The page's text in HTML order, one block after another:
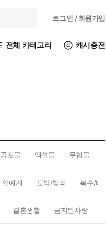
로그인 / 회원가입
전체 카테고리 캐시충전
공포물 액션물 무협물
연예계 도박/범죄 복수/배신
결혼생활 금지된사랑